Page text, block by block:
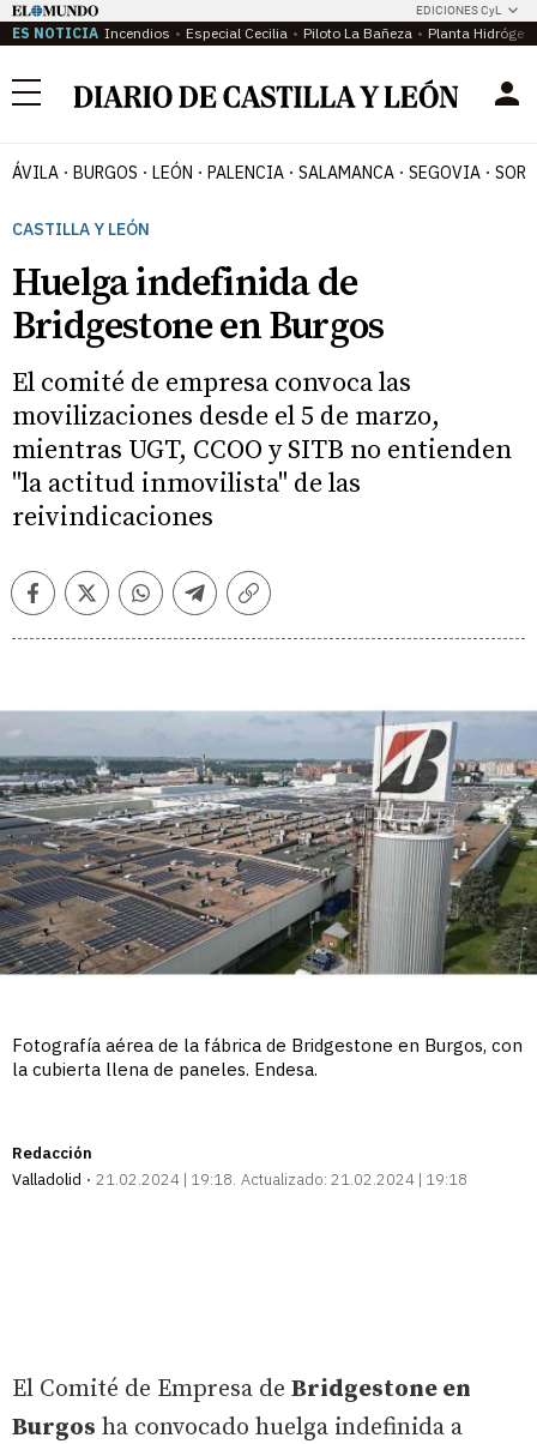
EDICIONES CyL
ES NOTICIA Incendios Especial Cecilia Piloto La Bañeza Planta
Menú
ÁVILA BURGOS LEÓN PALENCIA SALAMANCA SEGOVIA
CASTILLA Y LEÓN
Huelga indefinida de
Bridgestone en Burgos
El comité de empresa convoca las
movilizaciones desde el 5 de marzo,
mientras UGT, CCOO y SITB no entienden
"la actitud inmovilista" de las
reivindicaciones
FacebookTwitterWhatsappTelegramCopiar
Fotografía aérea de la fábrica de Bridgestone en Burgos, con
la cubierta llena de paneles. Endesa.
Redacción
Valladolid
21.02.2024 | 19:18 Actualizado: 21.02.2024 | 19:18
El Comité de Empresa de Bridgestone en
Burgos ha convocado huelga indefinida a